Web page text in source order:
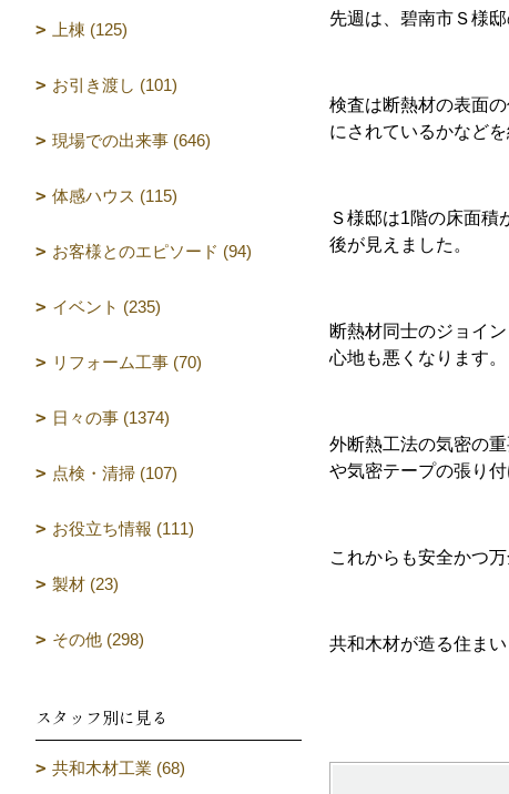
先週は、碧南市Ｓ様
検査は断熱材の表面
にされているかなど
Ｓ様邸は1階の床面
後が見えました。
断熱材同士のジョイ
心地も悪くなります。
外断熱工法の気密の
や気密テープの張り
これからも安全かつ
共和木材が造る住まい
（設計
上棟 (125)
お引き渡し (101)
現場での出来事 (646)
体感ハウス (115)
お客様とのエピソード (94)
イベント (235)
リフォーム工事 (70)
日々の事 (1374)
点検・清掃 (107)
お役立ち情報 (111)
製材 (23)
その他 (298)
スタッフ別に見る
共和木材工業 (68)